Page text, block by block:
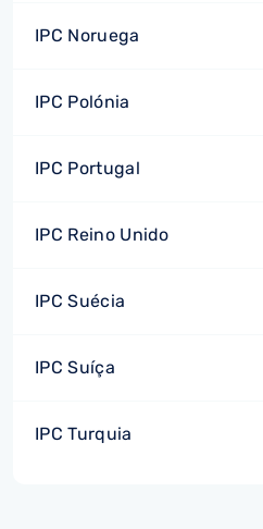
IPC Noruega
IPC Polónia
IPC Portugal
IPC Reino Unido
IPC Suécia
IPC Suíça
IPC Turquia